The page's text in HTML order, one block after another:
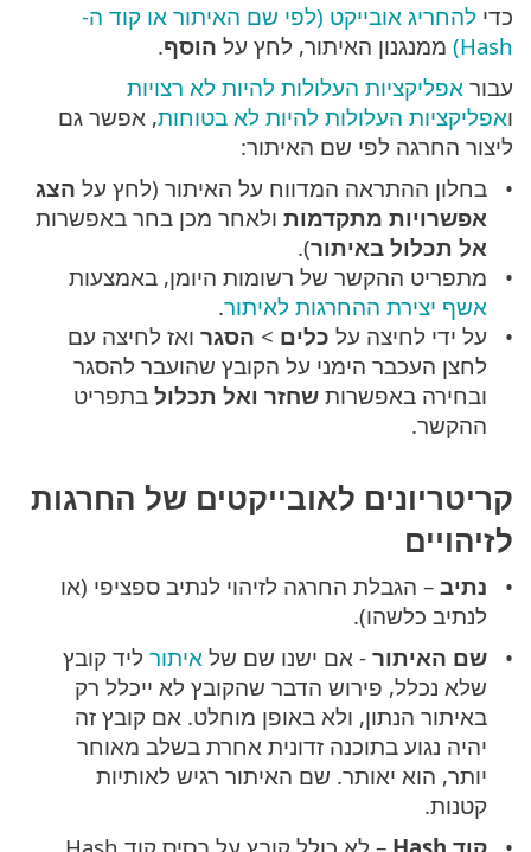
כדי להחריג אובייקט (לפי שם האיתור או קוד ה-
Hash) ממנגנון האיתור, לחץ על הוסף.
עבור אפליקציות העלולות להיות לא רצויות
ואפליקציות העלולות להיות לא בטוחות, אפשר גם
ליצור החרגה לפי שם האיתור:
בחלון ההתראה המדווח על האיתור (לחץ על הצג
אפשרויות מתקדמות ולאחר מכן בחר באפשרות
אל תכלול באיתור).
מתפריט ההקשר של רשומות היומן, באמצעות
אשף יצירת ההחרגות לאיתור.
על ידי לחיצה על כלים > הסגר ואז לחיצה עם
לחצן העכבר הימני על הקובץ שהועבר להסגר
ובחירה באפשרותשחזר ואל תכלול בתפריט
ההקשר.
קריטריונים לאובייקטים של החרגות
לזיהויים
נתיב – הגבלת החרגה לזיהוי לנתיב ספציפי (או
לנתיב כלשהו).
שם האיתור - אם ישנו שם של איתור ליד קובץ
שלא נכלל, פירוש הדבר שהקובץ לא ייכלל רק
באיתור הנתון, ולא באופן מוחלט. אם קובץ זה
יהיה נגוע בתוכנה זדונית אחרת בשלב מאוחר
יותר, הוא יאותר. שם האיתור רגיש לאותיות
קטנות.